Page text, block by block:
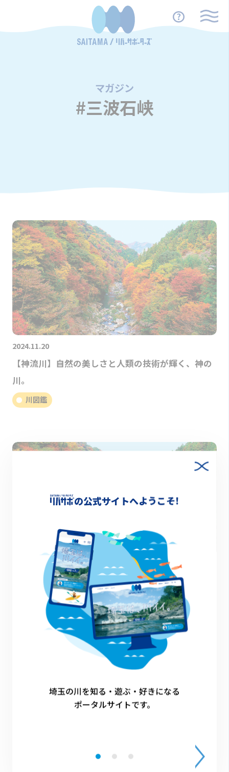
マガジン
/
#三波石峡
2024.11.20
【神流川】自然の美しさと人類の技術が輝く、神の
川。
川図鑑
2022.10.20
【県境】秋を感じる、神流湖エリアのおでかけコー
1
の公式サイトへようこそ!
埼玉の川を知る・遊ぶ・好きになる
ポータルサイトです。